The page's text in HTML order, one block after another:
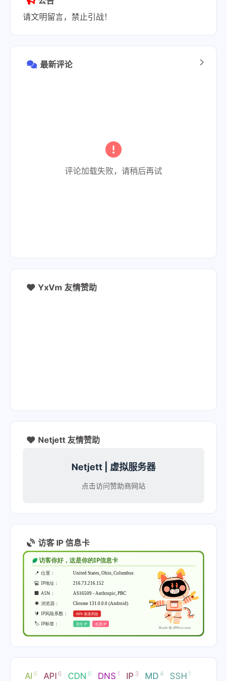
请文明留言，禁止引战！
最新评论
评论加载失败，请稍后再试
YxVm 友情赞助
Netjett 友情赞助
Netjett | 虚拟服务器
点击访问赞助商网站
访客 IP 信息卡
AI 6 API 6 CDN 6 DNS 1 IP 3 MD 4 SSH 1